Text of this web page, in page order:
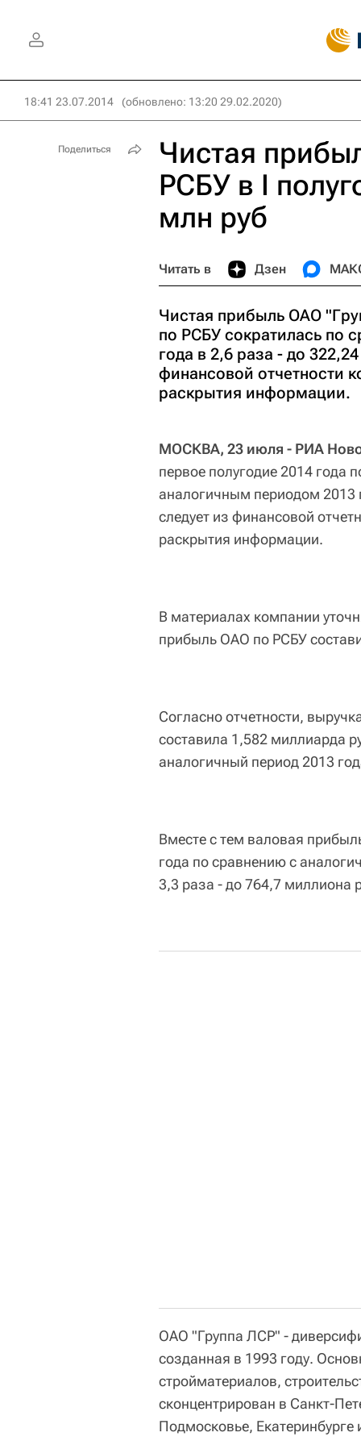
18:41 23.07.2014 (обновлено: 13:20 29.02.2020)
Чистая
РСБУ в I
млн руб
Читать в Дзен
Чистая прибыль ОАО
по РСБУ сократилась по
года в 2,6 раза - до
финансовой отчетности
раскрытия информации.
МОСКВА, 23 июля - РИА
первое полугодие 2014 года
аналогичным периодом 2013
следует из финансовой
раскрытия информации.
В материалах компании
прибыль ОАО по РСБУ
Согласно отчетности,
составила 1,582 миллиарда
аналогичный период 2013
Вместе с тем валовая
года по сравнению с
3,3 раза - до 764,7 миллиона
ОАО "Группа ЛСР" -
созданная в 1993 году.
стройматериалов,
сконцентрирован в Санкт-
Подмосковье, Екатеринбурге
Поделиться